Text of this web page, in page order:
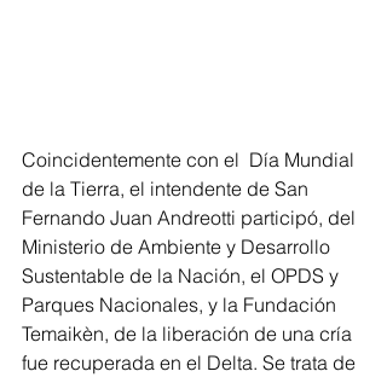
Coincidentemente con el  Día Mundial
de la Tierra, el intendente de San
Fernando Juan Andreotti participó, del
Ministerio de Ambiente y Desarrollo
Sustentable de la Nación, el OPDS y
Parques Nacionales, y la Fundación
Temaikèn, de la liberación de una cría
fue recuperada en el Delta. Se trata de